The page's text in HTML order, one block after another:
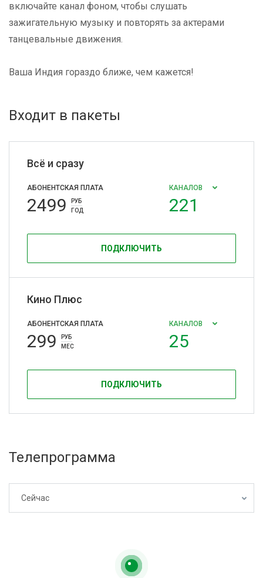
включайте канал фоном, чтобы слушать
зажигательную музыку и повторять за актерами
танцевальные движения.
Ваша Индия гораздо ближе, чем кажется!
Входит в пакеты
Всё и сразу
АБОНЕНТСКАЯ ПЛАТА
2499
РУБ
ГОД
КАНАЛОВ
221
ПОДКЛЮЧИТЬ
Кино Плюс
АБОНЕНТСКАЯ ПЛАТА
299
РУБ
МЕС
КАНАЛОВ
25
ПОДКЛЮЧИТЬ
Телепрограмма
Сейчас